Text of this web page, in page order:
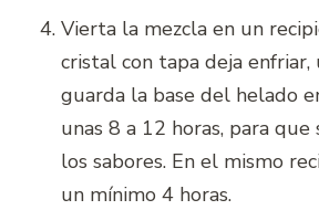
Vierta la mezcla en un
cristal con tapa deja enfriar,
guarda la base del helado
unas 8 a 12 horas, para
los sabores. En el mismo
un mínimo 4 horas.